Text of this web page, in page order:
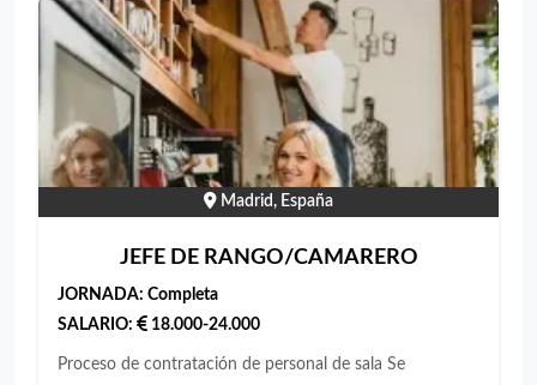
Madrid, España
JEFE DE RANGO/CAMARERO
JORNADA: Completa
SALARIO:
18.000-24.000
Proceso de contratación de personal de sala Se